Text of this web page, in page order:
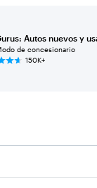
Autos nuevos y
de concesionario
150K+